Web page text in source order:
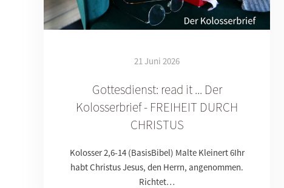
21 Juni 2026
Gottesdienst: read it ... Der
Kolosserbrief - FREIHEIT DURCH
CHRISTUS
Kolosser 2,6-14 (BasisBibel) Malte Kleinert 6Ihr
habt Christus Jesus, den Herrn, angenommen.
Richtet…